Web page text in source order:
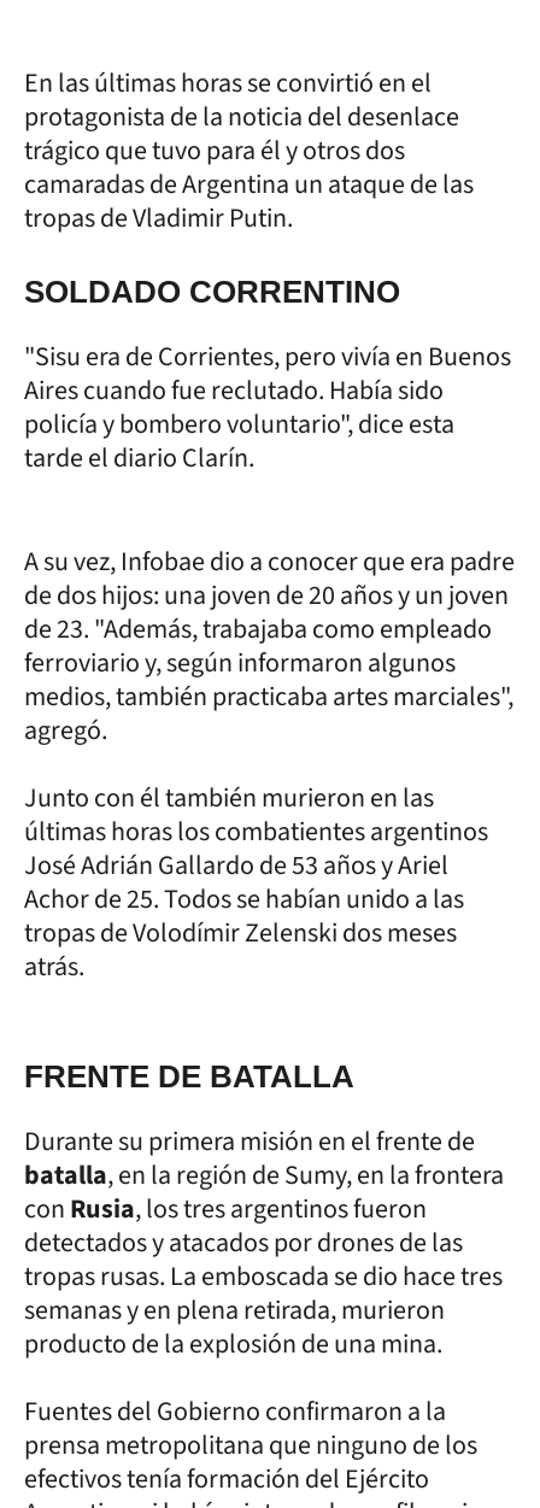
En las últimas horas se convirtió en el
protagonista de la noticia del desenlace
trágico que tuvo para él y otros dos
camaradas de Argentina un ataque de las
tropas de Vladimir Putin.
SOLDADO CORRENTINO
"Sisu era de Corrientes, pero vivía en Buenos
Aires cuando fue reclutado. Había sido
policía y bombero voluntario", dice esta
tarde el diario Clarín.
A su vez, Infobae dio a conocer que era padre
de dos hijos: una joven de 20 años y un joven
de 23. "Además, trabajaba como empleado
ferroviario y, según informaron algunos
medios, también practicaba artes marciales",
agregó.
Junto con él también murieron en las
últimas horas los combatientes argentinos
José Adrián Gallardo de 53 años y Ariel
Achor de 25. Todos se habían unido a las
tropas de Volodímir Zelenski dos meses
atrás.
FRENTE DE BATALLA
Durante su primera misión en el frente de
batalla, en la región de Sumy, en la frontera
conRusia, los tres argentinos fueron
detectados y atacados por drones de las
tropas rusas. La emboscada se dio hace tres
semanas y en plena retirada, murieron
producto de la explosión de una mina.
Fuentes del Gobierno confirmaron a la
prensa metropolitana que ninguno de los
efectivos tenía formación del Ejército